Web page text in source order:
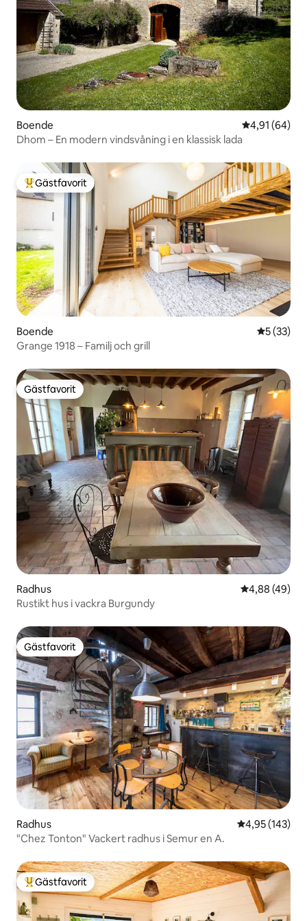
Boende 4,91 av 5 i
4,91 (64)
Dhom – En modern vindsvåning i en klassisk lada
Populär gästfavorit
Gästfavorit
Boende 5 av 5 i
5 (33)
Grange 1918 – Familj och grill
Gästfavorit
Gästfavorit
Radhus 4,88 av 5 i
4,88 (49)
Rustikt hus i vackra Burgundy
Gästfavorit
Gästfavorit
Radhus 4,95 av 5 i
4,95 (143)
"Chez Tonton" Vackert radhus i Semur en A.
Populär gästfavorit
Gästfavorit